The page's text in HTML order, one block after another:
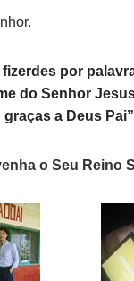
por
do Senhor
graças a Deus
o Seu Reino